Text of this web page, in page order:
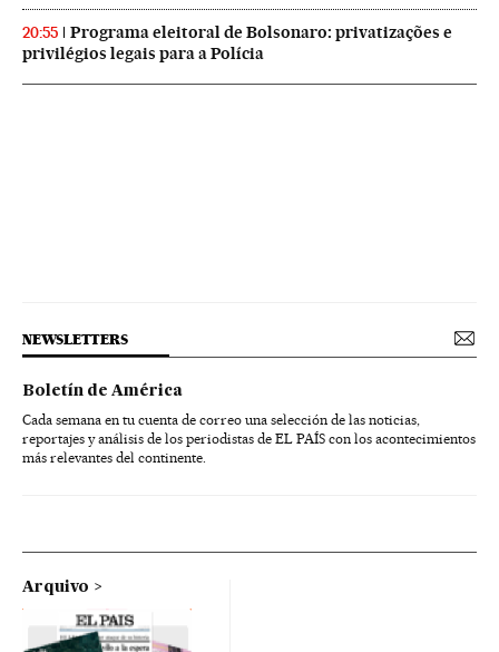
20:55
Programa eleitoral de Bolsonaro: privatizações e
privilégios legais para a Polícia
NEWSLETTERS
Boletín de América
Cada semana en tu cuenta de correo una selección de las noticias,
reportajes y análisis de los periodistas de EL PAÍS con los acontecimientos
más relevantes del continente.
Arquivo